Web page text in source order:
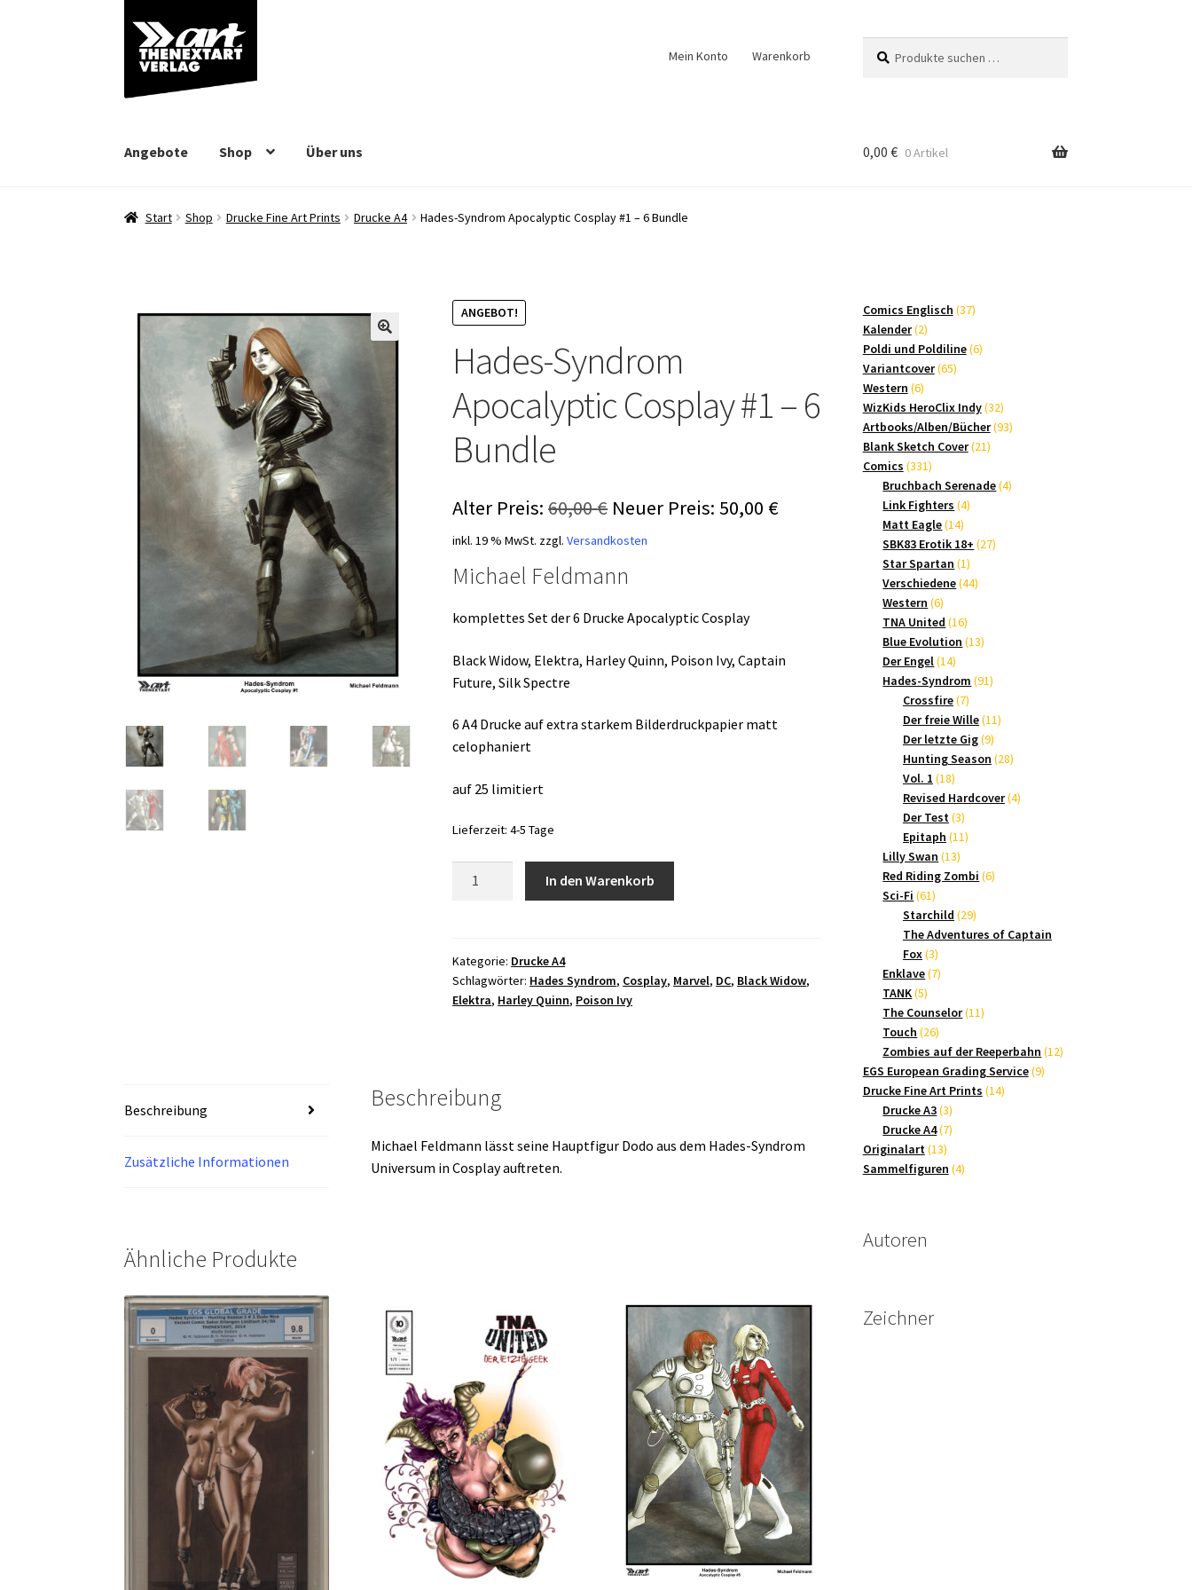
Zur
Navigation
springen
Zum
Inhalt
springen
Mein Konto Warenkorb
nach:
Angebote Shop Über uns 0,00 € 0 Artikel
Start Shop Drucke Fine Art Prints Drucke A4 Hades-Syndrom Apocalyptic Cosplay #1 – 6 Bundle
ANGEBOT!
Hades-Syndrom
Apocalyptic Cosplay #1 – 6
Bundle
Alter Preis: 60,00€ Ursprünglicher
Preis
war:
Neuer Preis: 50,00 €Aktueller
inkl. 19 % MwSt. zzgl.Versandkosten
Michael Feldmann
komplettes Set der 6 Drucke Apocalyptic Cosplay
Black Widow, Elektra, Harley Quinn, Poison Ivy, Captain
Future, Silk Spectre
6 A4 Drucke auf extra starkem Bilderdruckpapier matt
celophaniert
auf 25 limitiert
Lieferzeit:4-5 Tage
#1
-
6
In den Warenkorb
Kategorie: Drucke A4
Schlagwörter: Hades Syndrom, Cosplay, Marvel, DC, Black Widow,
Elektra, Harley Quinn, Poison Ivy
Beschreibung
Zusätzliche Informationen
Beschreibung
Michael Feldmann lässt seine Hauptfigur Dodo aus dem Hades-Syndrom
Universum in Cosplay auftreten.
Ähnliche Produkte
Comics Englisch 3737
Kalender 22
Produkte
Poldi und Poldiline 66
Variantcover 6565
Western 66
Produkte
WizKids HeroClix Indy 3232
Produkte
Artbooks/Alben/Bücher 9393
Blank Sketch Cover 2121
Comics 331331
Produkte
Bruchbach Serenade 44
Link Fighters 44
Matt Eagle 1414
Produkte
SBK83 Erotik 18+ 2727
Star Spartan 11
Produkt
Verschiedene 4444
Western 66
Produkte
TNA United 1616
Produkte
Blue Evolution 1313
Der Engel 1414
Produkte
Hades-Syndrom 9191
Crossfire 77
Produkte
Der freie Wille 1111
Der letzte Gig 99
Produkte
Hunting Season 2828
Vol. 1 1818
Produkte
Revised Hardcover 44
Der Test 33
Produkte
Epitaph 1111
Lilly Swan 1313
Produkte
Red Riding Zombi 66
Sci-Fi 6161
Produkte
Starchild 2929
Produkte
The Adventures of Captain
Fox 33
Produkte
Enklave 77
TANK 55
Produkte
The Counselor 1111
Touch 2626
Produkte
Zombies auf der Reeperbahn 1212
EGS European Grading Service 99
Drucke Fine Art Prints 1414
Drucke A3 33
Produkte
Drucke A4 77
Originalart 1313
Produkte
Sammelfiguren 44
Autoren
Zeichner